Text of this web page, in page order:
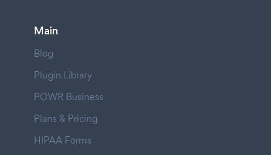
Main
Blog
Plugin Library
POWR Business
Plans & Pricing
HIPAA Forms